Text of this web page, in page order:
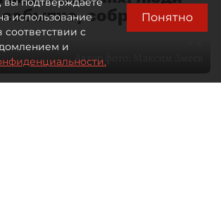
событие, собранное
Автор фото:
использование
с
и
Понятно